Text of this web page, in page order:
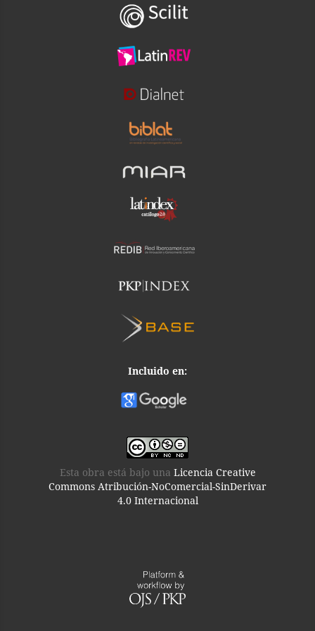
Incluido en:
Esta obra está bajo una Licencia Creative
Commons Atribución-NoComercial-SinDerivar
4.0 Internacional